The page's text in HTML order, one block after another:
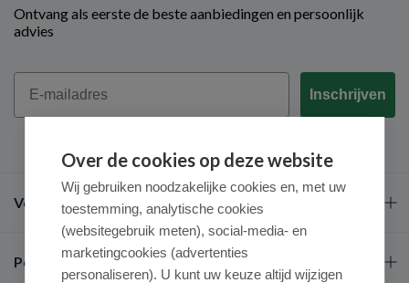
Ontvang als eerste de beste aanbiedingen en persoonlijk
advies
Email
Inschrijven
Veel gestelde vragen
Populaire merken
Over de cookies op deze website
Wij gebruiken noodzakelijke cookies en, met uw
toestemming, analytische cookies
(websitegebruik meten), social-media- en
marketingcookies (advertenties
personaliseren). U kunt uw keuze altijd wijzigen